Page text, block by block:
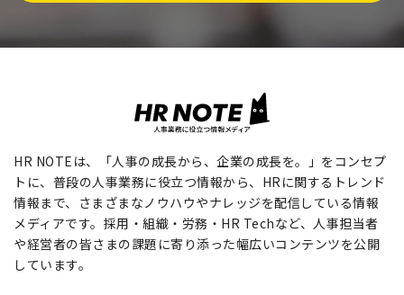
HR NOTEは、「人事の成長から、企業の成長を。」をコンセプ
トに、普段の人事業務に役立つ情報から、HRに関するトレンド
情報まで、さまざまなノウハウやナレッジを配信している情報
メディアです。採用・組織・労務・HR Techなど、人事担当者
や経営者の皆さまの課題に寄り添った幅広いコンテンツを公開
しています。